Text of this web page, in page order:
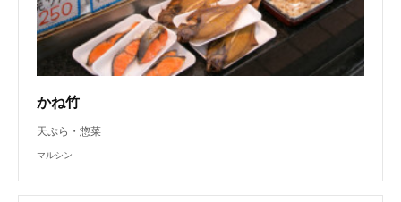
かね竹
天ぷら・惣菜
マルシン